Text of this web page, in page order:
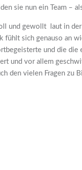
sie nun ein Team –
und gewollt laut in
fühlt sich genauso an
und die
und vor allem
den vielen Fragen